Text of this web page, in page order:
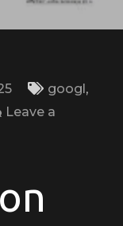
googl,
Leave a